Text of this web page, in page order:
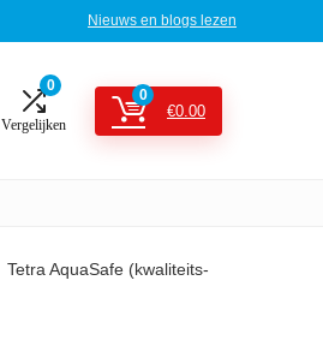
Nieuws en blogs lezen
0
Vergelijken
0
€0.00
Tetra AquaSafe (kwaliteits-